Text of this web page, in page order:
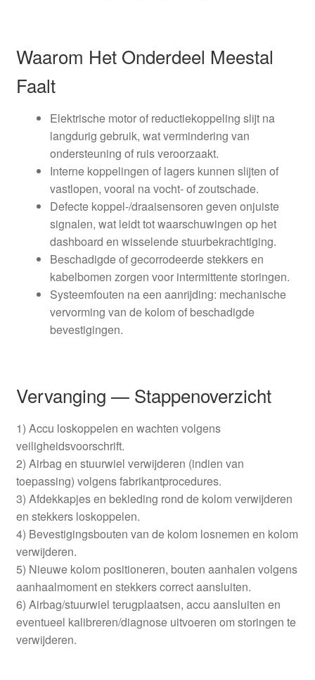
Waarom Het Onderdeel Meestal
Faalt
Elektrische motor of reductiekoppeling slijt na
langdurig gebruik, wat vermindering van
ondersteuning of ruis veroorzaakt.
Interne koppelingen of lagers kunnen slijten of
vastlopen, vooral na vocht‑ of zoutschade.
Defecte koppel‑/draaisensoren geven onjuiste
signalen, wat leidt tot waarschuwingen op het
dashboard en wisselende stuurbekrachtiging.
Beschadigde of gecorrodeerde stekkers en
kabelbomen zorgen voor intermittente storingen.
Systeemfouten na een aanrijding: mechanische
vervorming van de kolom of beschadigde
bevestigingen.
Vervanging — Stappenoverzicht
1) Accu loskoppelen en wachten volgens
veiligheidsvoorschrift.
2) Airbag en stuurwiel verwijderen (indien van
toepassing) volgens fabrikantprocedures.
3) Afdekkapjes en bekleding rond de kolom verwijderen
en stekkers loskoppelen.
4) Bevestigingsbouten van de kolom losnemen en kolom
verwijderen.
5) Nieuwe kolom positioneren, bouten aanhalen volgens
aanhaalmoment en stekkers correct aansluiten.
6) Airbag/stuurwiel terugplaatsen, accu aansluiten en
eventueel kalibreren/diagnose uitvoeren om storingen te
verwijderen.